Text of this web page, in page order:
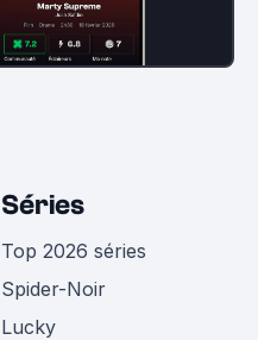
Séries
Top 2026 séries
Spider-Noir
Lucky